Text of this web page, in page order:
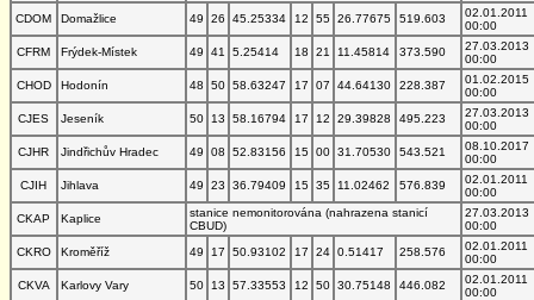
CDOM
Domažlice 49 26 45.25334 12 55 26.77675 519.603
02.01.2011
00:00
CFRM
Frýdek-Místek 49 41 5.25414 18 21 11.45814 373.590
27.03.2013
00:00
CHOD
Hodonín 48 50 58.63247 17 07 44.64130 228.387
01.02.2015
00:00
CJES
Jeseník 50 13 58.16794 17 12 29.39828 495.223
27.03.2013
00:00
CJHR
Jindřichův Hradec 49 08 52.83156 15 00 31.70530 543.521
08.10.2017
00:00
CJIH
Jihlava 49 23 36.79409 15 35 11.02462 576.839
02.01.2011
00:00
CKAP
Kaplice
stanice nemonitorována (nahrazena stanicí
CBUD)
27.03.2013
00:00
CKRO
Kroměříž 49 17 50.93102 17 24 0.51417 258.576
02.01.2011
00:00
CKVA
Karlovy Vary 50 13 57.33553 12 50 30.75148 446.082
02.01.2011
00:00